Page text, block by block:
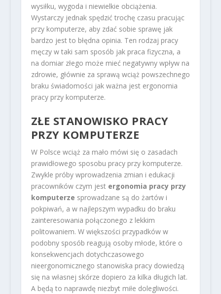
wysiłku, wygoda i niewielkie obciążenia.
Wystarczy jednak spędzić trochę czasu pracując
przy komputerze, aby zdać sobie sprawę jak
bardzo jest to błędna opinia. Ten rodzaj pracy
męczy w taki sam sposób jak praca fizyczna, a
na domiar złego może mieć negatywny wpływ na
zdrowie, głównie za sprawą wciąż powszechnego
braku świadomości jak ważna jest ergonomia
pracy przy komputerze.
ZŁE STANOWISKO PRACY
PRZY KOMPUTERZE
W Polsce wciąż za mało mówi się o zasadach
prawidłowego sposobu pracy przy komputerze.
Zwykle próby wprowadzenia zmian i edukacji
pracowników czym jest ergonomia pracy przy
komputerze sprowadzane są do żartów i
pokpiwań, a w najlepszym wypadku do braku
zainteresowania połączonego z lekkim
politowaniem. W większości przypadków w
podobny sposób reagują osoby młode, które o
konsekwencjach dotychczasowego
nieergonomicznego stanowiska pracy dowiedzą
się na własnej skórze dopiero za kilka długich lat.
A będą to naprawdę niezbyt miłe dolegliwości.